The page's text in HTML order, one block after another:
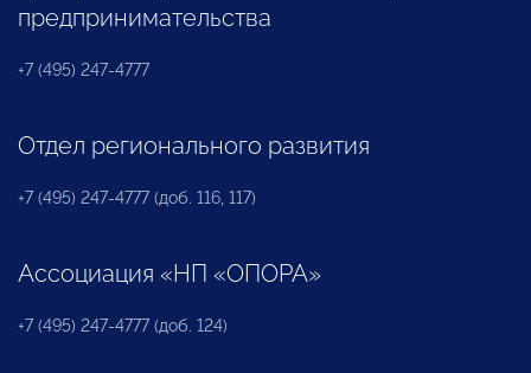
предпринимательства
+7 (495) 247-4777
Отдел регионального развития
+7 (495) 247-4777 (доб. 116, 117)
Ассоциация «НП «ОПОРА»
+7 (495) 247-4777 (доб. 124)